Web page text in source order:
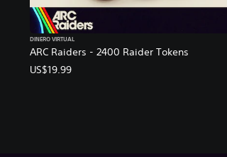
ARC Raiders - 2400 Raider Tokens
DINERO VIRTUAL
US$19.99